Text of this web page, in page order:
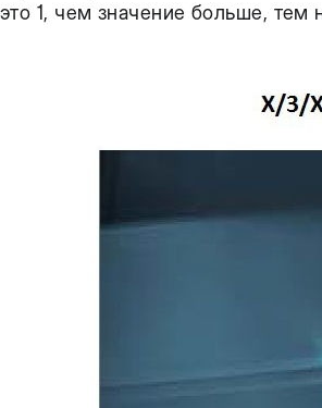
это 1, чем значение больше, тем